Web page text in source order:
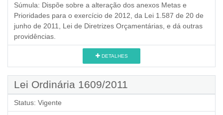
Súmula: Dispõe sobre a alteração dos anexos Metas e
Prioridades para o exercício de 2012, da Lei 1.587 de 20 de
junho de 2011, Lei de Diretrizes Orçamentárias, e dá outras
providências.
DETALHES
Lei Ordinária 1609/2011
Status: Vigente